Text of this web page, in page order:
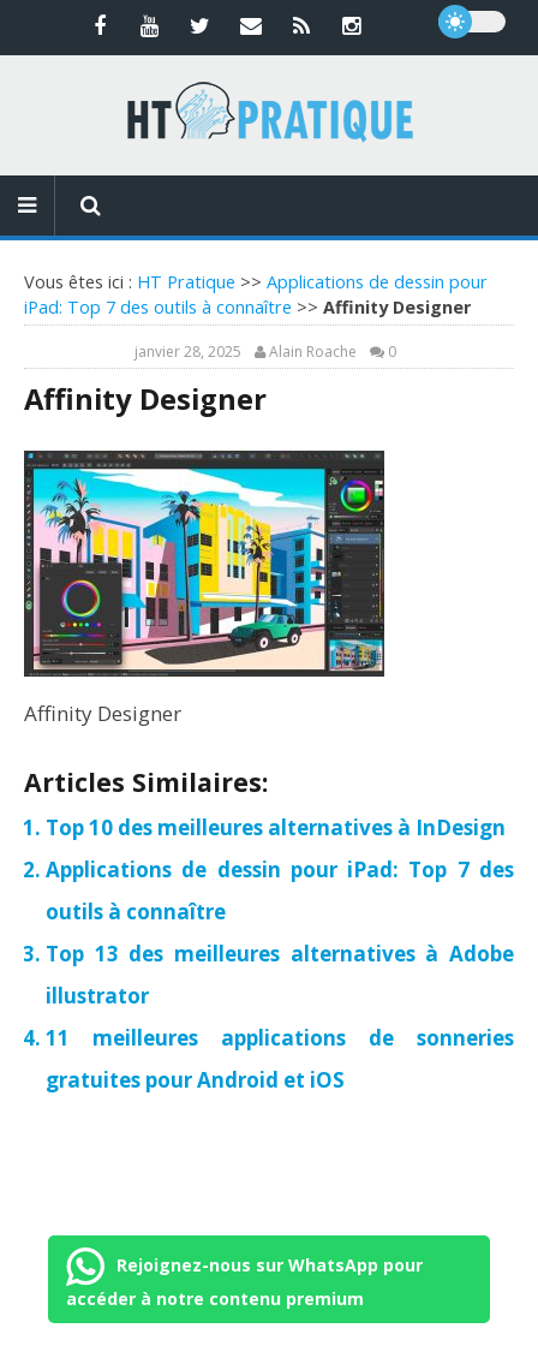
Vous êtes ici : HT Pratique >> Applications de dessin pour
iPad: Top 7 des outils à connaître >> Affinity Designer
janvier 28, 2025 Alain Roache 0
Affinity Designer
Affinity Designer
Articles Similaires:
Top 10 des meilleures alternatives à InDesign
Applications de dessin pour iPad: Top 7 des
outils à connaître
Top 13 des meilleures alternatives à Adobe
illustrator
11 meilleures applications de sonneries
gratuites pour Android et iOS
Rejoignez-nous sur WhatsApp pour
accéder à notre contenu premium